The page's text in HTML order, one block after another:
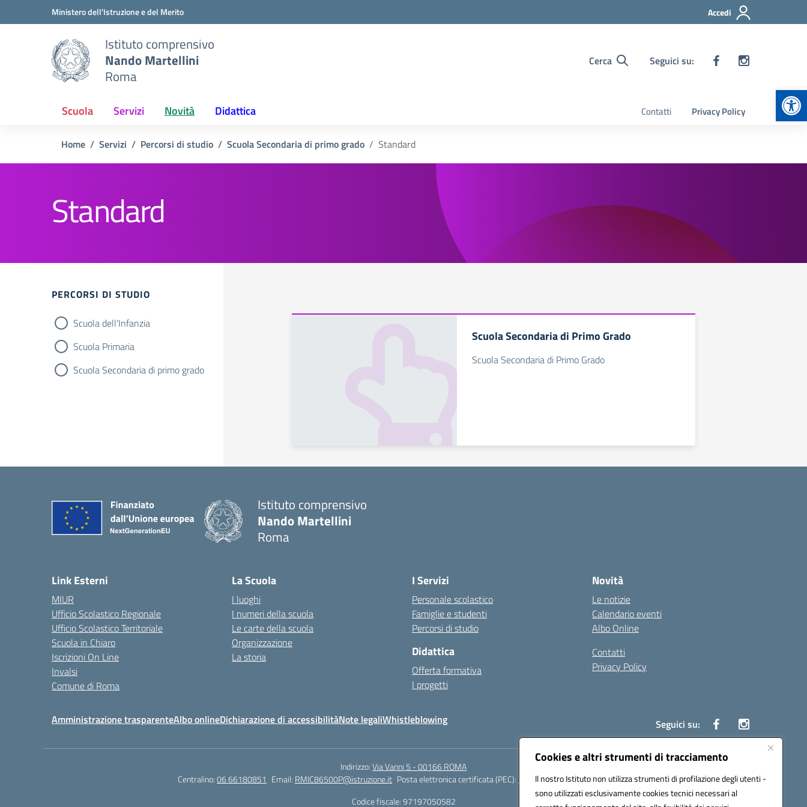
Cookies e altri strumenti di tracciamento
Il nostro Istituto non utilizza strumenti di profilazione degli utenti -
sono utilizzati esclusivamente cookies tecnici necessari al
Vai ai contenuti
Vai al menu di navigazioneMinistero dell'Istruzione e del Merito Accedi
Istituto comprensivo
Nando Martellini
Roma
Cerca Seguici su:
Scuola Servizi Novità Didattica Contatti Privacy Policy
Home Servizi Percorsi di studio Scuola Secondaria di primo grado Standard
Standard
Filtri
PERCORSI DI STUDIO
Scuola dell'Infanzia
Scuola Primaria
Scuola Secondaria di primo grado
Scuola Secondaria di Primo Grado
Scuola Secondaria di Primo Grado
Istituto comprensivo
Nando Martellini
Roma
Link Esterni
MIUR
Ufficio Scolastico Regionale
Ufficio Scolastico Territoriale
Scuola in Chiaro
Iscrizioni On Line
Invalsi
Comune di Roma
La Scuola
I luoghi
I numeri della scuola
Le carte della scuola
Organizzazione
La storia
I Servizi
Personale scolastico
Famiglie e studenti
Percorsi di studio
Didattica
Offerta formativa
I progetti
Novità
Le notizie
Calendario eventi
Albo Online
Contatti
Privacy Policy
Amministrazione trasparenteAlbo onlineDichiarazione di accessibilitàNote legaliWhistleblowing Seguici su:
Indirizzo:Via Vanni 5 - 00166 ROMA
Centralino:06 66180851 Email: RMIC86500P@istruzione.it Posta elettronica certificata (PEC):
RMIC86500P@pec.istruzione.it
Codice fiscale: 97197050582